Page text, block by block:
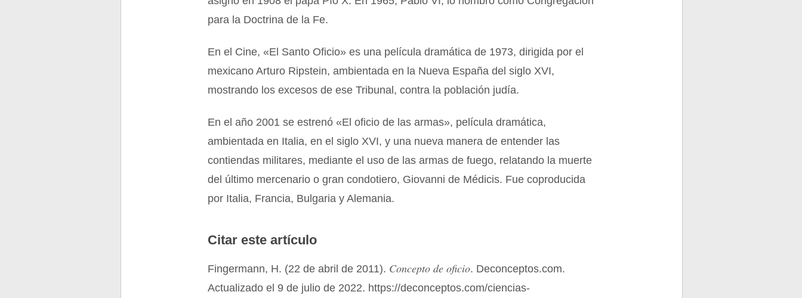
para la Doctrina de la Fe.
En el Cine, «El Santo Oficio» es una película dramática de 1973, dirigida por el
mexicano Arturo Ripstein, ambientada en la Nueva España del siglo XVI,
mostrando los excesos de ese Tribunal, contra la población judía.
En el año 2001 se estrenó «El oficio de las armas», película dramática,
ambientada en Italia, en el siglo XVI, y una nueva manera de entender las
contiendas militares, mediante el uso de las armas de fuego, relatando la muerte
del último mercenario o gran condotiero, Giovanni de Médicis. Fue coproducida
por Italia, Francia, Bulgaria y Alemania.
Citar este artículo
Fingermann, H. (22 de abril de 2011). Concepto de oficio. Deconceptos.com.
Actualizado el 9 de julio de 2022. https://deconceptos.com/ciencias-